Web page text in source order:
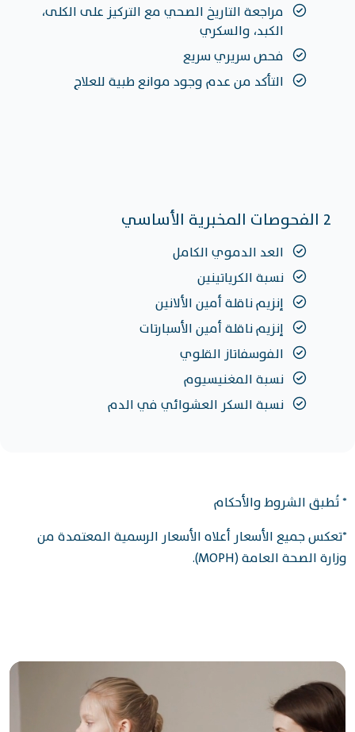
مراجعة التاريخ الصحي مع التركيز على الكلى،
الكبد، والسكري
فحص سريري سريع
التأكد من عدم وجود موانع طبية للعلاج
2 الفحوصات المخبرية الأساسي
العد الدموي الكامل
نسبة الكرياتينين
إنزيم ناقلة أمين الألانين
إنزيم ناقلة أمين الأسبارتات
الفوسفاتاز القلوي
نسبة المغنيسيوم
نسبة السكر العشوائي في الدم
* تُطبق الشروط والأحكام
*تعكس جميع الأسعار أعلاه الأسعار الرسمية المعتمدة من
وزارة الصحة العامة (MOPH).